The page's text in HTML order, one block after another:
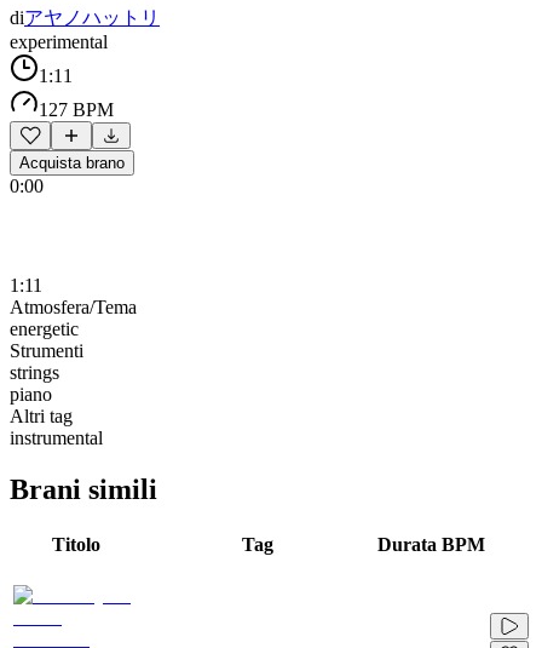
diアヤノハットリ
experimental
1:11
127 BPM
Acquista brano
0:00
1:11
Atmosfera/Tema
energetic
Strumenti
strings
piano
Altri tag
instrumental
Brani simili
Titolo Tag Durata BPM